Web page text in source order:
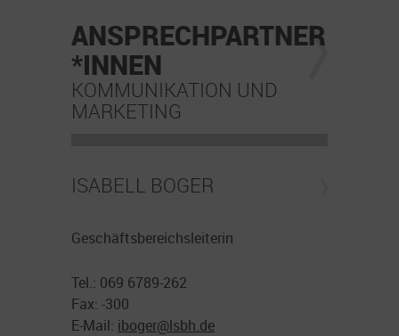
ANSPRECHPARTNER
*INNEN
KOMMUNIKATION UND
MARKETING
ISABELL BOGER
Geschäftsbereichsleiterin
Tel.: 069 6789-262
Fax: -300
E-Mail: iboger@lsbh.de